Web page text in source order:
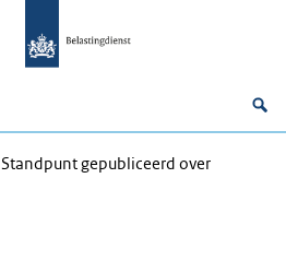
Standpunt gepubliceerd over